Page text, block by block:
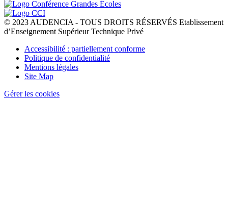
© 2023 AUDENCIA - TOUS DROITS RÉSERVÉS Etablissement
d’Enseignement Supérieur Technique Privé
Pied
page
Accessibilité : partiellement conforme
Politique de confidentialité
Mentions légales
Site Map
Gérer les cookies